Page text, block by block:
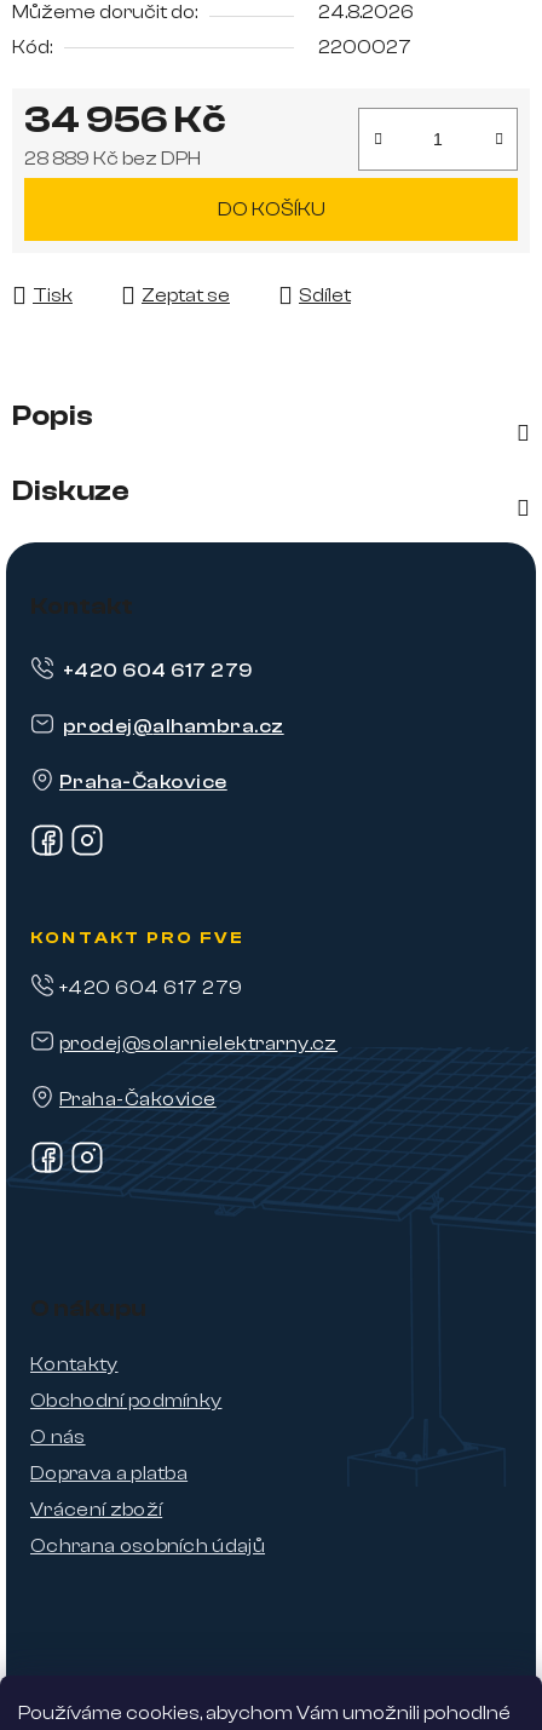
Používáme cookies, abychom Vám umožnili pohodlné
Můžeme doručit do:
24.8.2026
Kód:
2200027
34 956 Kč
28 889 Kč bez DPH
DO KOŠÍKU
Tisk Zeptat se Sdílet
Popis
Diskuze
Z
Kontakt
prodej@alhambra.cz
Praha-Čakovice
+420 604 617 279
KONTAKT PRO FVE
prodej@solarnielektrarny.cz
Praha-Čakovice
+420 604 617 279
O nákupu
Kontakty
Obchodní podmínky
O nás
Doprava a platba
Vrácení zboží
Ochrana osobních údajů